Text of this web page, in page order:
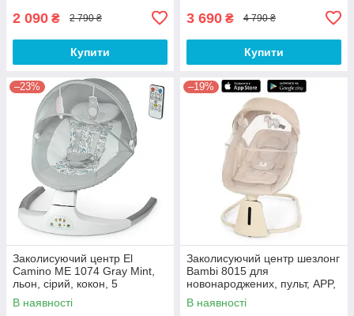
2 090 ₴ 2 790 ₴
Купити
3 690 ₴ 4 790 ₴
Купити
–23%
Заколисуючий центр El
Camino ME 1074 Gray Mint,
льон, сірий, кокон, 5
швидкостей, таймер
В наявності
–19%
Заколисуючий центр шезлонг
Bambi 8015 для
новонароджених, пульт, APP,
USB, таймер, москітна сітка,
іграшки, бежевий
В наявності